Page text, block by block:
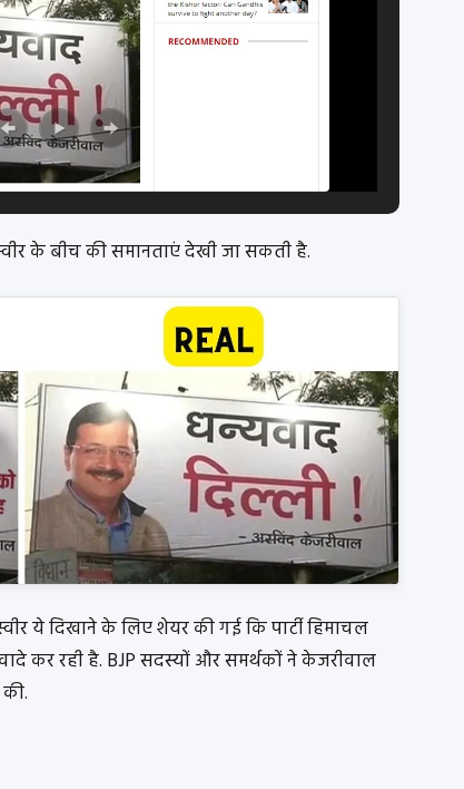
के बीच की समानताएं देखी जा सकती है.
ये दिखाने के लिए शेयर की गई कि पार्टी हिमाचल
कर रही है. BJP सदस्यों और समर्थकों ने केजरीवाल